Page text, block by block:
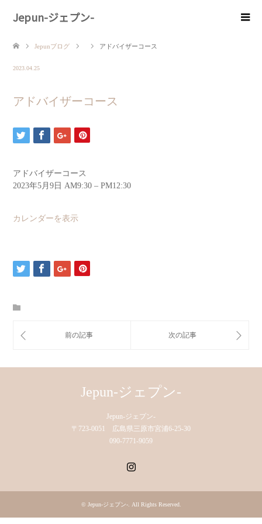
Jepun-ジェプン-
Jepunブログ アドバイザーコース
2023.04.25
アドバイザーコース
アドバイザーコース
2023年5月9日 AM9:30 – PM12:30
カレンダーを表示
Jepun-ジェプン-
Jepun-ジェプン-
〒723-0051 広島県三原市宮浦6-25-30
090-7771-9059
© Jepun-ジェプン-. All Rights Reserved.